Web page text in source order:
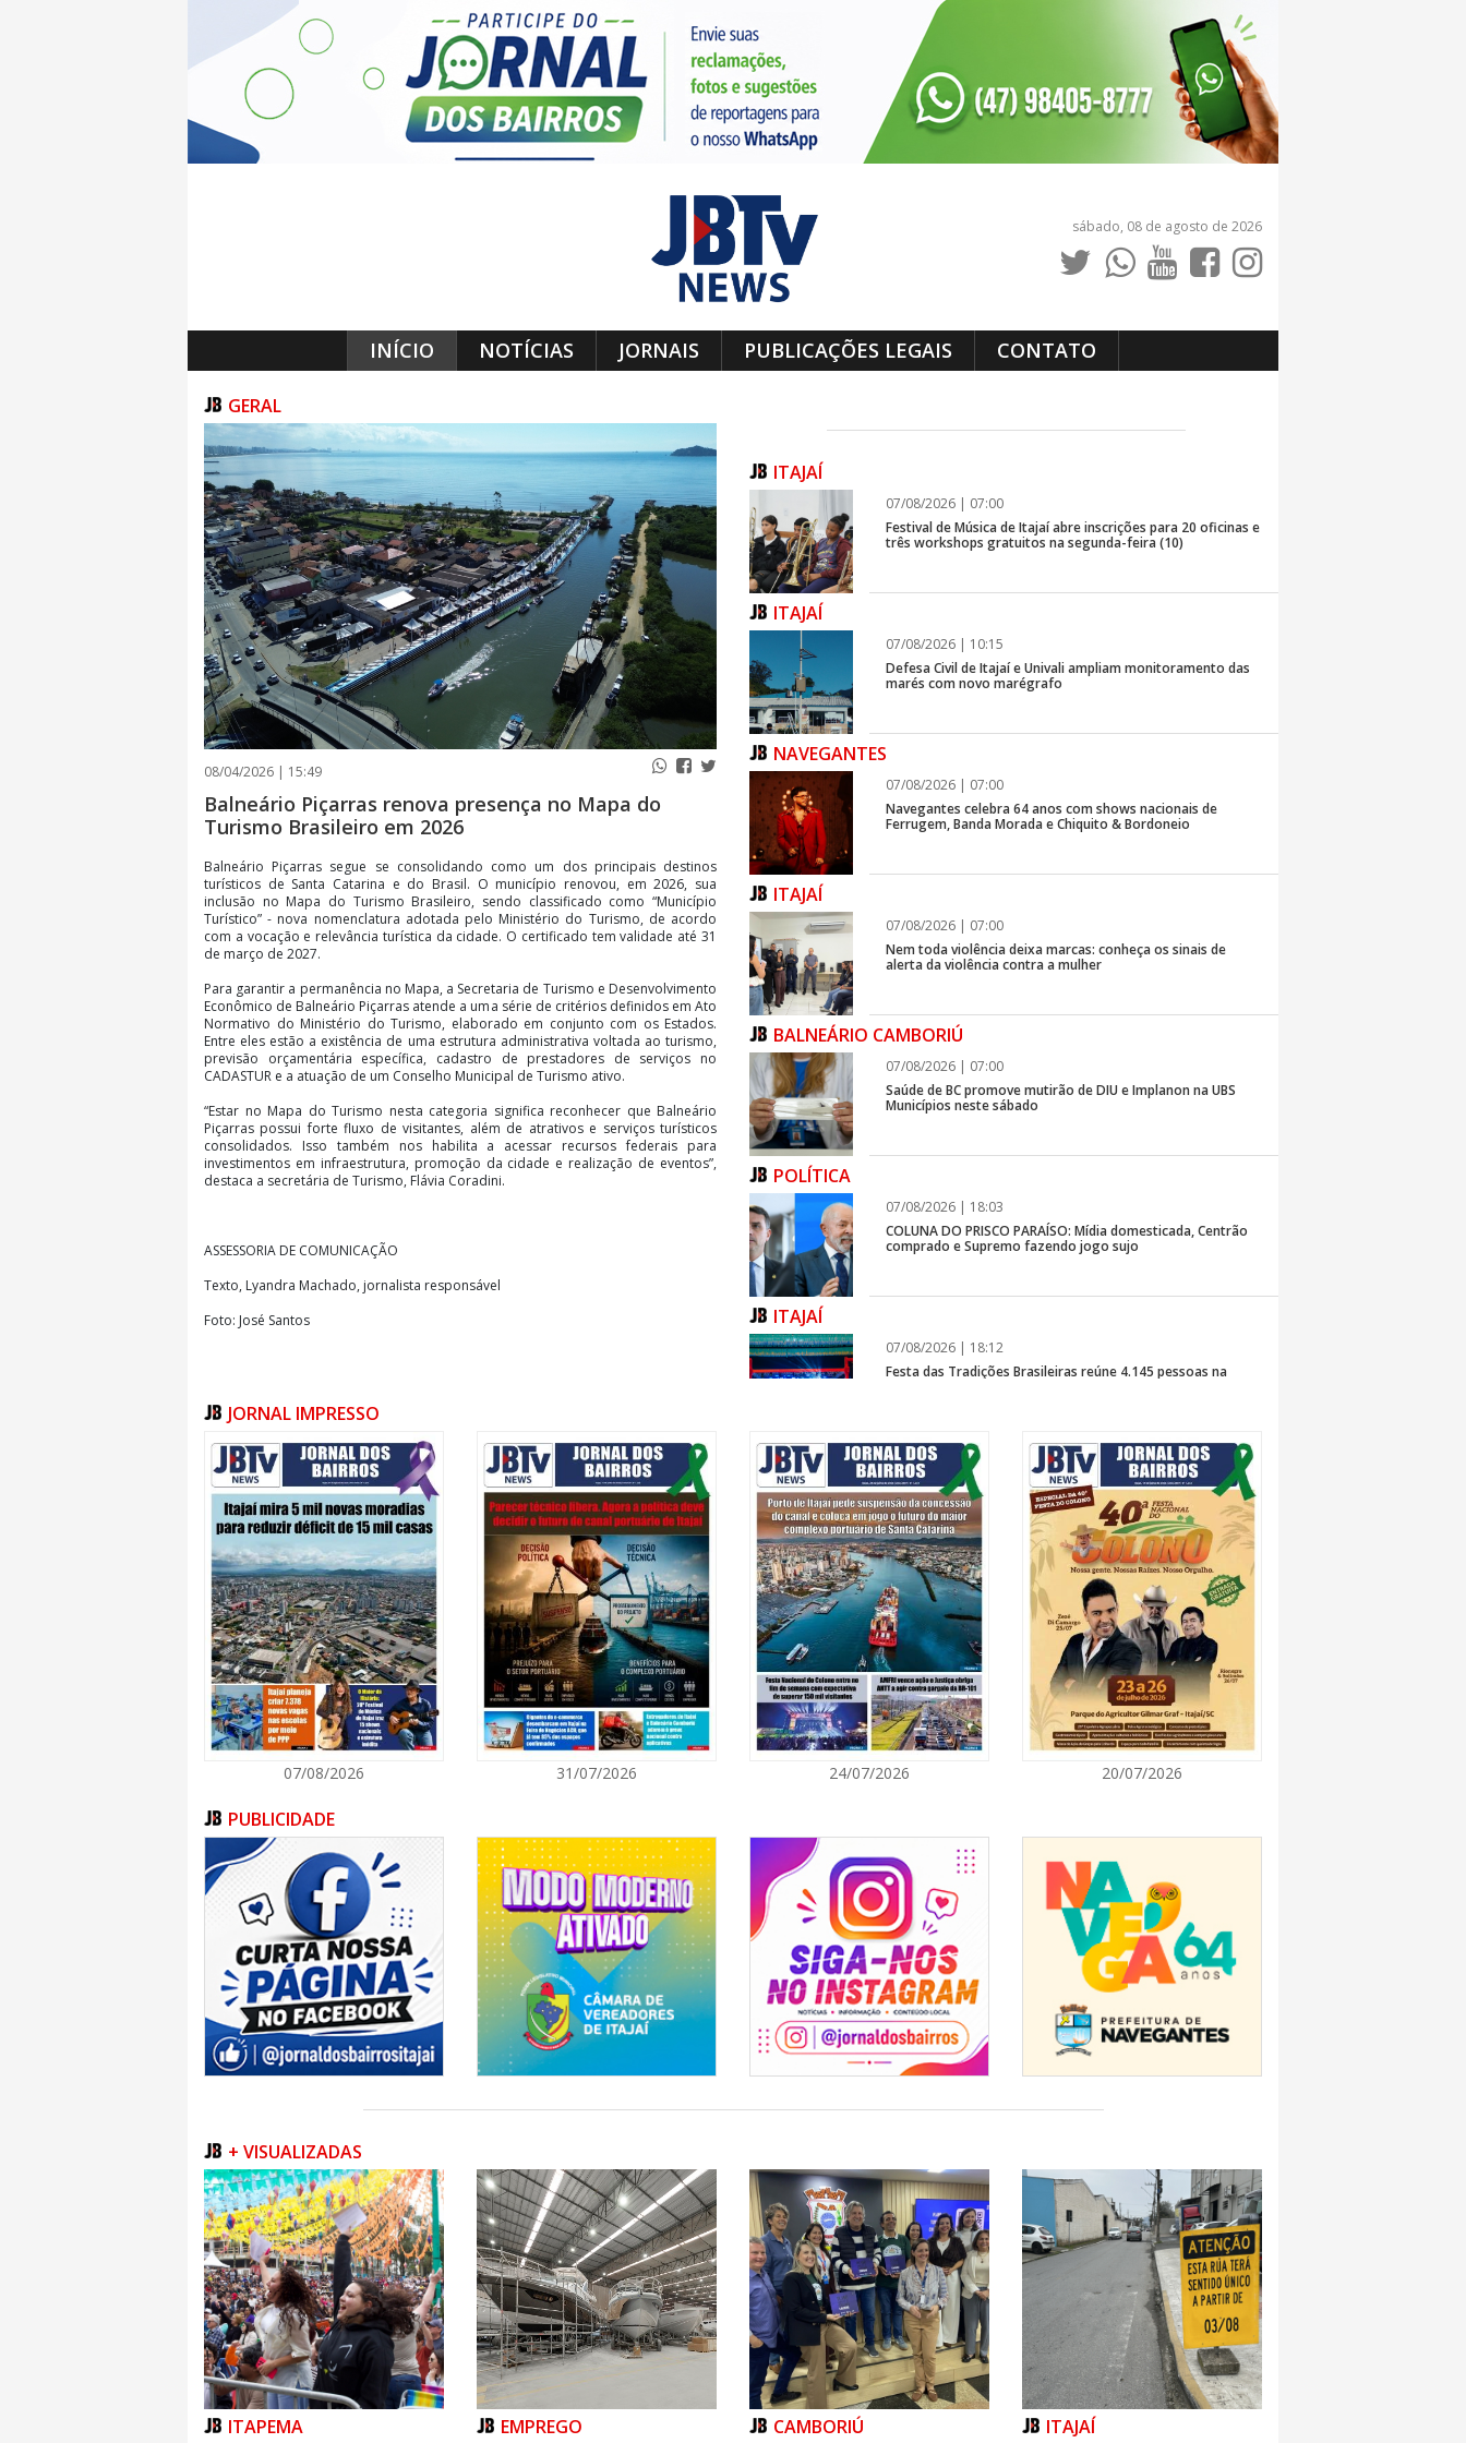
sábado, 08 de agosto de 2026
INÍCIO NOTÍCIAS JORNAIS PUBLICAÇÕES LEGAIS CONTATO
GERAL
08/04/2026 | 15:49
Balneário Piçarras renova presença no Mapa do
Turismo Brasileiro em 2026
Balneário Piçarras segue se consolidando como um dos principais destinos
turísticos de Santa Catarina e do Brasil. O município renovou, em 2026, sua
inclusão no Mapa do Turismo Brasileiro, sendo classificado como “Município
Turístico” - nova nomenclatura adotada pelo Ministério do Turismo, de acordo
com a vocação e relevância turística da cidade. O certificado tem validade até 31
de março de 2027.
Para garantir a permanência no Mapa, a Secretaria de Turismo e Desenvolvimento
Econômico de Balneário Piçarras atende a uma série de critérios definidos em Ato
Normativo do Ministério do Turismo, elaborado em conjunto com os Estados.
Entre eles estão a existência de uma estrutura administrativa voltada ao turismo,
previsão orçamentária específica, cadastro de prestadores de serviços no
CADASTUR e a atuação de um Conselho Municipal de Turismo ativo.
“Estar no Mapa do Turismo nesta categoria significa reconhecer que Balneário
Piçarras possui forte fluxo de visitantes, além de atrativos e serviços turísticos
consolidados. Isso também nos habilita a acessar recursos federais para
investimentos em infraestrutura, promoção da cidade e realização de eventos”,
destaca a secretária de Turismo, Flávia Coradini.
ASSESSORIA DE COMUNICAÇÃO
Texto, Lyandra Machado, jornalista responsável
Foto: José Santos
ITAJAÍ
07/08/2026 | 07:00
Festival de Música de Itajaí abre inscrições para 20 oficinas e
três workshops gratuitos na segunda-feira (10)
ITAJAÍ
07/08/2026 | 10:15
Defesa Civil de Itajaí e Univali ampliam monitoramento das
marés com novo marégrafo
NAVEGANTES
07/08/2026 | 07:00
Navegantes celebra 64 anos com shows nacionais de
Ferrugem, Banda Morada e Chiquito & Bordoneio
ITAJAÍ
07/08/2026 | 07:00
Nem toda violência deixa marcas: conheça os sinais de
alerta da violência contra a mulher
BALNEÁRIO CAMBORIÚ
07/08/2026 | 07:00
Saúde de BC promove mutirão de DIU e Implanon na UBS
Municípios neste sábado
POLÍTICA
07/08/2026 | 18:03
COLUNA DO PRISCO PARAÍSO: Mídia domesticada, Centrão
comprado e Supremo fazendo jogo sujo
ITAJAÍ
07/08/2026 | 18:12
Festa das Tradições Brasileiras reúne 4.145 pessoas na
BALNEÁRIO CAMBORIÚ
07/08/2026 | 07:00
Ambiental reforça descarte sustentável com envio de 330
quilos de pilhas à logística reversa
GERAL
07/08/2026 | 07:00
Jordan Hang leva estratégias de marketing e vendas ao
InspiraBQ, em Brusque
ITAPEMA
07/08/2026 | 07:00
ITAPEMA
07/08/2026 | 07:00
Itapema se destaca no IDEB e conquista melhor resultado da
região
JORNAL IMPRESSO
07/08/2026 31/07/2026 24/07/2026 20/07/2026
PUBLICIDADE
+ VISUALIZADAS
ITAPEMA EMPREGO CAMBORIÚ ITAJAÍ